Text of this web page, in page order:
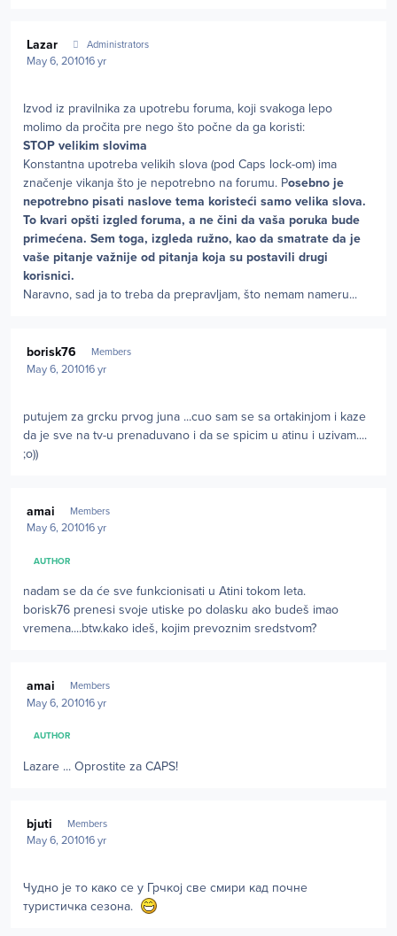
Lazar Administrators
May 6, 201016 yr
Izvod iz pravilnika za upotrebu foruma, koji svakoga lepo
molimo da pročita pre nego što počne da ga koristi:
STOP velikim slovima
Konstantna upotreba velikih slova (pod Caps lock-om) ima
značenje vikanja što je nepotrebno na forumu. Posebno je
nepotrebno pisati naslove tema koristeći samo velika slova.
To kvari opšti izgled foruma, a ne čini da vaša poruka bude
primećena. Sem toga, izgleda ružno, kao da smatrate da je
vaše pitanje važnije od pitanja koja su postavili drugi
korisnici.
Naravno, sad ja to treba da prepravljam, što nemam nameru...
borisk76 Members
May 6, 201016 yr
putujem za grcku prvog juna ...cuo sam se sa ortakinjom i kaze
da je sve na tv-u prenaduvano i da se spicim u atinu i uzivam....
;o))
amai Members
May 6, 201016 yr
AUTHOR
nadam se da će sve funkcionisati u Atini tokom leta.
borisk76 prenesi svoje utiske po dolasku ako budeš imao
vremena....btw.kako ideš, kojim prevoznim sredstvom?
amai Members
May 6, 201016 yr
AUTHOR
Lazare ... Oprostite za CAPS!
bjuti Members
May 6, 201016 yr
Чудно је то како се у Грчкој све смири кад почне
туристичка сезона.